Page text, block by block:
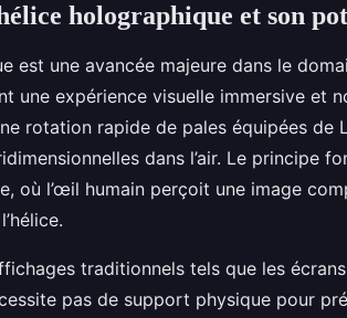
holographique et son
est une avancée majeure dans le
une expérience visuelle immersive et
rotation rapide de pales équipées de
dans l’air. Le principe
où l’œil humain perçoit une image
traditionnels tels que les écrans
pas de support physique pour